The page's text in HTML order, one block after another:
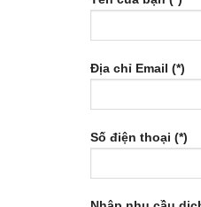
Địa chỉ Email (*)
Số điện thoại (*)